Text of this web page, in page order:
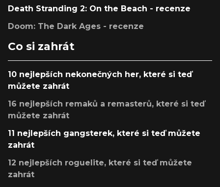
Death Stranding 2: On the Beach - recenze
Doom: The Dark Ages - recenze
Co si zahrát
10 nejlepších nekonečných her, které si teď
můžete zahrát
16 nejlepších remaků a remasterů, které si teď
můžete zahrát
11 nejlepších gangsterek, které si teď můžete
zahrát
12 nejlepších roguelite, které si teď můžete
zahrát